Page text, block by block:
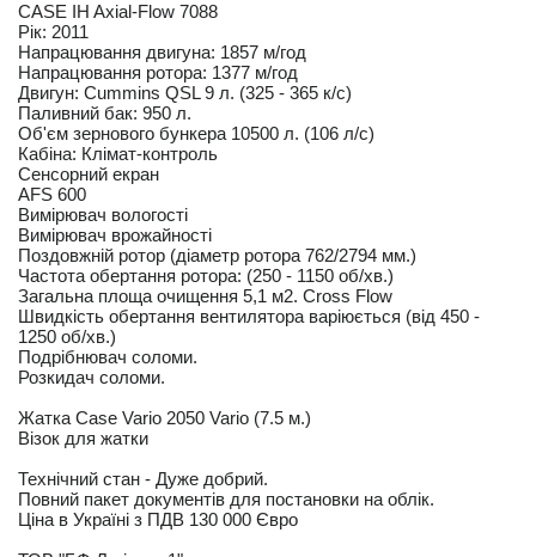
CASE IH Axial-Flow 7088
Рік: 2011
Напрацювання двигуна: 1857 м/год
Напрацювання ротора: 1377 м/год
Двигун: Cummins QSL 9 л. (325 - 365 к/с)
Паливний бак: 950 л.
Об'єм зернового бункера 10500 л. (106 л/с)
Кабіна: Клімат-контроль
Сенсорний екран
AFS 600
Вимірювач вологості
Вимірювач врожайності
Поздовжній ротор (діаметр ротора 762/2794 мм.)
Частота обертання ротора: (250 - 1150 об/хв.)
Загальна площа очищення 5,1 м2. Cross Flow
Швидкість обертання вентилятора варіюється (від 450 -
1250 об/хв.)
Подрібнювач соломи.
Розкидач соломи.
Жатка Case Vario 2050 Vario (7.5 м.)
Візок для жатки
Технічний стан - Дуже добрий.
Повний пакет документів для постановки на облік.
Ціна в Україні з ПДВ 130 000 Євро